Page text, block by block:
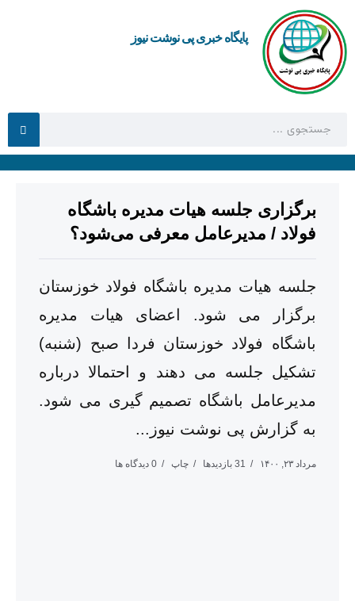
پایگاه خبری پی نوشت نیوز
برگزاری جلسه هیات مدیره باشگاه
فولاد / مدیرعامل معرفی می‌شود؟
جلسه هیات مدیره باشگاه فولاد خوزستان
برگزار می شود. اعضای هیات مدیره
باشگاه فولاد خوزستان فردا صبح (شنبه)
تشکیل جلسه می دهند و احتمالا درباره
مدیرعامل باشگاه تصمیم گیری می شود.
به گزارش پی نوشت نیوز...
مرداد ۲۳, ۱۴۰۰ 31 بازدیدها چاپ 0 دیدگاه ها